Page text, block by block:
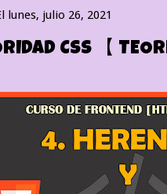
lunes, julio 26, 2021
CSS 【